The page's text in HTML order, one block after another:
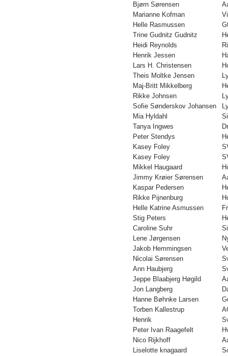
Bjørn Sørensen
Marianne Kofman
Helle Rasmussen
Trine Gudnitz Gudnitz
Heidi Reynolds
Henrik Jessen
Lars H. Christensen
Theis Moltke Jensen
Maj-Britt Mikkelberg
Rikke Johnsen
Sofie Sønderskov Johansen
Mia Hyldahl
Tanya Ingwes
Peter Stendys
Kasey Foley
Kasey Foley
Mikkel Haugaard
Jimmy Krøier Sørensen
Kaspar Pedersen
Rikke Pijnenburg
Helle Katrine Asmussen
Stig Peters
Caroline Suhr
Lene Jørgensen
Jakob Hemmingsen
Nicolai Sørensen
Ann Haubjerg
Jeppe Blaabjerg Høgild
Jon Langberg
Hanne Bøhnke Larsen
Torben Kallestrup
Henrik
Peter Ivan Raagefelt
Nico Rijkhoff
Liselotte knagaard